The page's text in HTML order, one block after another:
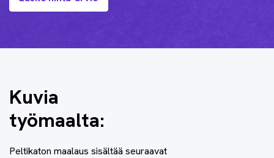
Kuvia
työmaalta:
Peltikaton maalaus sisältää seuraavat